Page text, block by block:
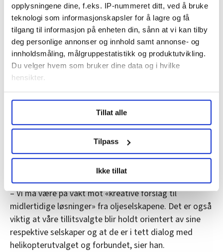
opplysningene dine, f.eks. IP-nummeret ditt, ved å bruke
teknologi som informasjonskapsler for å lagre og få
tilgang til informasjon på enheten din, sånn at vi kan tilby
deg personlige annonser og innhold samt annonse- og
innholdsmåling, målgruppestatistikk og produktutvikling.
Du velger hvem som bruker dine data og i hvilke
hensikter.
Undermer infokan du lese om hvordan dine personlige
data behandles og hvordan du kan velge hvordan de skal
brukes. Du kan hele tiden endre eller trekke tilbake ditt
samtykke fra erklæringen om informasjonskapsler.
LO Medias publikasjoner frifagbevegelse.no, hk-nytt.no
og fontene.no bruker informasjonskapsler (cookies) for å
lære hvordan våre nettsider blir brukt slik at vi tilby
relevant innhold, tilpassede annonser og utarbeide
statistikk.
Vi deler bare informasjon om hvordan du bruker
nettstedet med LO Medias egne samarbeidspartnere
innenfor analyse og annonsering. Disse er angitt i
Tillat alle
Tilpass
Ikke tillat
Tillitsvalgte tar kontakt
Utvalgslederen forteller om flere henvendelser fra
tillitsvalgte og medlemmer i bransjen. Ifølge
utvalgslederen jobber oljeselskapene med løsninger
for å gjøre konsekvensene så små som mulig.
framover. Og det vil merkes av de offshorereisende,
Samtidig er det viktig for han og utvalget at de holder
tillitsvalgte orientert og oppdatert. Også fordi det er
viktig at man er samordna om eventuelle tiltak og har
– Vi må være på vakt mot «kreative forslag til
midlertidige løsninger» fra oljeselskapene. Det er også
viktig at våre tillitsvalgte blir holdt orientert av sine
respektive selskaper og at de er i tett dialog med
helikopterutvalget og forbundet, sier han.